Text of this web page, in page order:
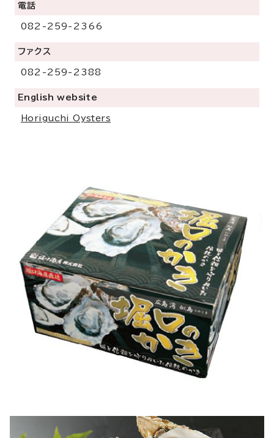
電話
082-259-2366
ファクス
082-259-2388
English website
Horiguchi Oysters